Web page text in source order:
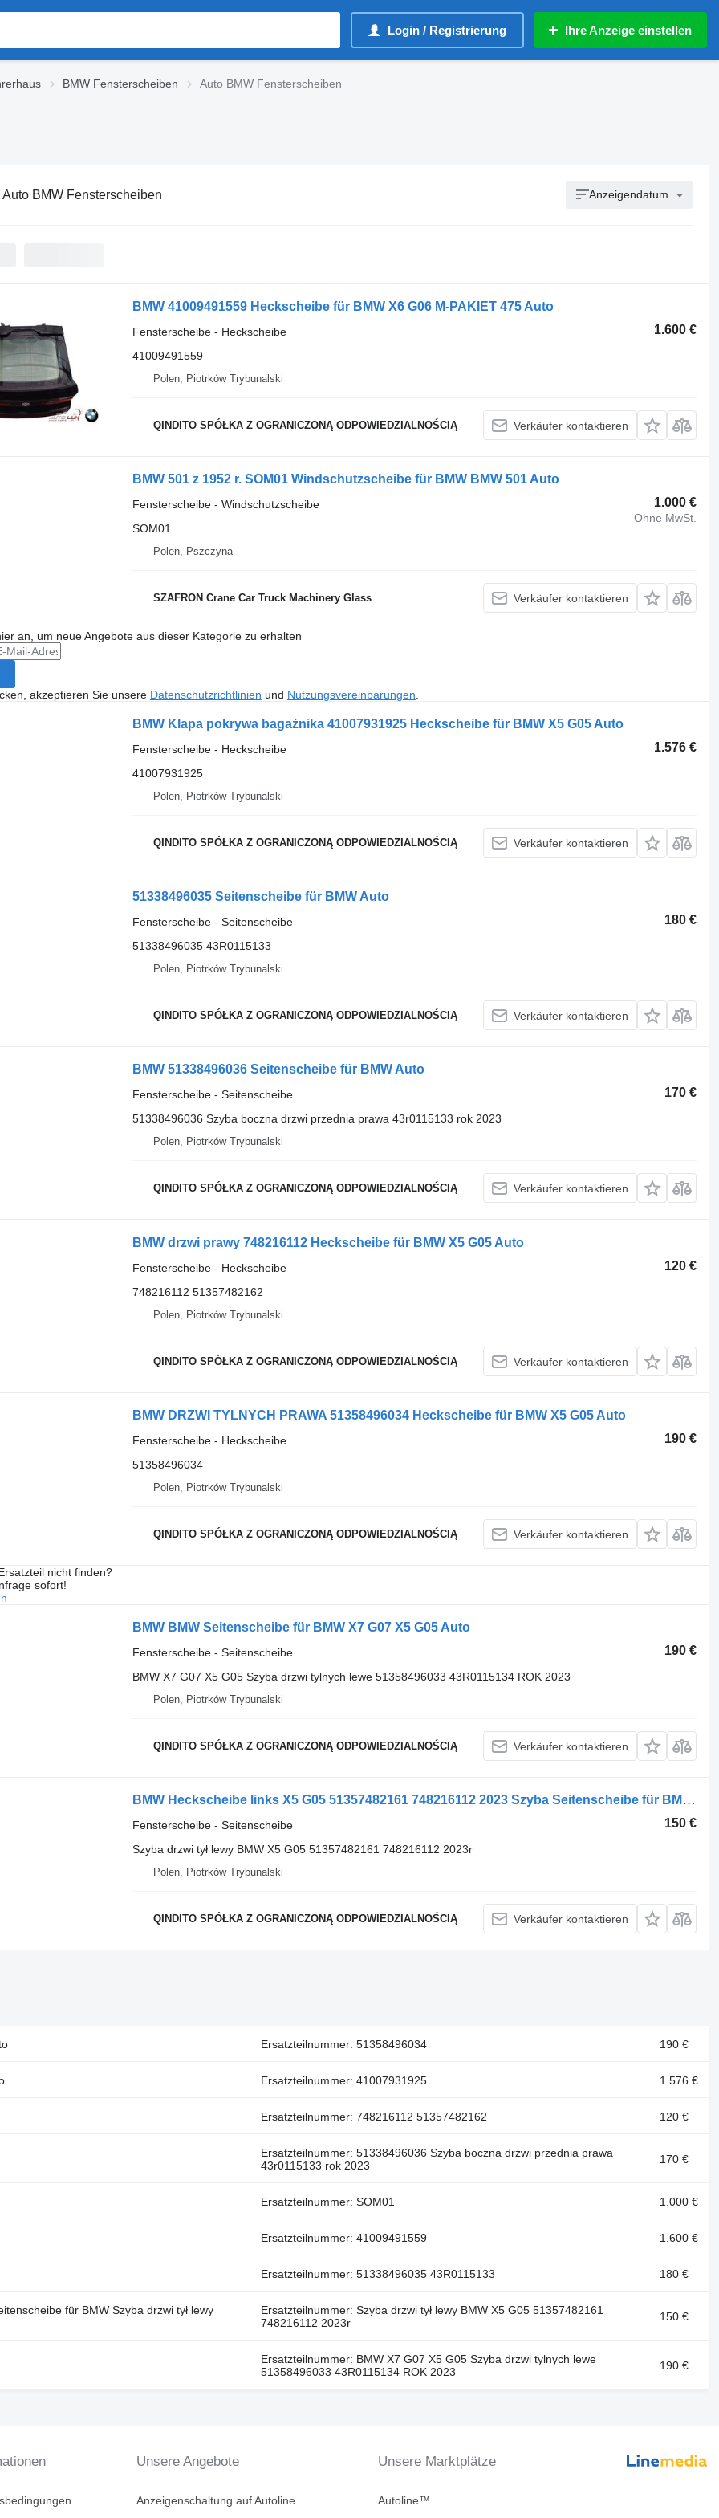
Login / Registrierung Ihre Anzeige einstellen
BMW Fensterscheiben Auto BMW Fensterscheiben
Auto BMW Fensterscheiben Anzeigendatum
BMW 41009491559 Heckscheibe für BMW X6 G06 M-PAKIET 475 Auto
1.600 €
Fensterscheibe - Heckscheibe
41009491559
Polen, Piotrków Trybunalski
QINDITO SPÓŁKA Z OGRANICZONĄ ODPOWIEDZIALNOŚCIĄ Verkäufer kontaktieren
BMW 501 z 1952 r. SOM01 Windschutzscheibe für BMW BMW 501 Auto
1.000 €
Ohne MwSt.
Fensterscheibe - Windschutzscheibe
SOM01
Polen, Pszczyna
SZAFRON Crane Car Truck Machinery Glass Verkäufer kontaktieren
an, um neue Angebote aus dieser Kategorie zu erhalten
akzeptieren Sie unsere Datenschutzrichtlinien und Nutzungsvereinbarungen
BMW Klapa pokrywa bagażnika 41007931925 Heckscheibe für BMW X5 G05 Auto
1.576 €
Fensterscheibe - Heckscheibe
41007931925
Polen, Piotrków Trybunalski
QINDITO SPÓŁKA Z OGRANICZONĄ ODPOWIEDZIALNOŚCIĄ Verkäufer kontaktieren
51338496035 Seitenscheibe für BMW Auto
180 €
Fensterscheibe - Seitenscheibe
51338496035 43R0115133
Polen, Piotrków Trybunalski
QINDITO SPÓŁKA Z OGRANICZONĄ ODPOWIEDZIALNOŚCIĄ Verkäufer kontaktieren
BMW 51338496036 Seitenscheibe für BMW Auto
170 €
Fensterscheibe - Seitenscheibe
51338496036 Szyba boczna drzwi przednia prawa 43r0115133 rok 2023
Polen, Piotrków Trybunalski
QINDITO SPÓŁKA Z OGRANICZONĄ ODPOWIEDZIALNOŚCIĄ Verkäufer kontaktieren
BMW drzwi prawy 748216112 Heckscheibe für BMW X5 G05 Auto
120 €
Fensterscheibe - Heckscheibe
748216112 51357482162
Polen, Piotrków Trybunalski
QINDITO SPÓŁKA Z OGRANICZONĄ ODPOWIEDZIALNOŚCIĄ Verkäufer kontaktieren
BMW DRZWI TYLNYCH PRAWA 51358496034 Heckscheibe für BMW X5 G05 Auto
190 €
Fensterscheibe - Heckscheibe
51358496034
Polen, Piotrków Trybunalski
QINDITO SPÓŁKA Z OGRANICZONĄ ODPOWIEDZIALNOŚCIĄ Verkäufer kontaktieren
nicht finden?
sofort!
BMW BMW Seitenscheibe für BMW X7 G07 X5 G05 Auto
190 €
Fensterscheibe - Seitenscheibe
BMW X7 G07 X5 G05 Szyba drzwi tylnych lewe 51358496033 43R0115134 ROK 2023
Polen, Piotrków Trybunalski
QINDITO SPÓŁKA Z OGRANICZONĄ ODPOWIEDZIALNOŚCIĄ Verkäufer kontaktieren
BMW Heckscheibe links X5 G05 51357482161 748216112 2023 Szyba Seitenscheibe für BMW Szyba drzwi tył lewy BMW X5 G05 51357482161 748216112 2023r Auto
150 €
Fensterscheibe - Seitenscheibe
Szyba drzwi tył lewy BMW X5 G05 51357482161 748216112 2023r
Polen, Piotrków Trybunalski
QINDITO SPÓŁKA Z OGRANICZONĄ ODPOWIEDZIALNOŚCIĄ Verkäufer kontaktieren
Ersatzteilnummer: 51358496034 190 €
Ersatzteilnummer: 41007931925 1.576 €
Ersatzteilnummer: 748216112 51357482162 120 €
Ersatzteilnummer: 51338496036 Szyba boczna drzwi przednia prawa
43r0115133 rok 2023
170 €
Ersatzteilnummer: SOM01 1.000 €
Ersatzteilnummer: 41009491559 1.600 €
Ersatzteilnummer: 51338496035 43R0115133 180 €
für BMW Szyba drzwi tył lewy
Ersatzteilnummer: Szyba drzwi tył lewy BMW X5 G05 51357482161
748216112 2023r
150 €
Ersatzteilnummer: BMW X7 G07 X5 G05 Szyba drzwi tylnych lewe
51358496033 43R0115134 ROK 2023
190 €
Unsere Angebote
Anzeigenschaltung auf Autoline
Unsere Marktplätze
Autoline™